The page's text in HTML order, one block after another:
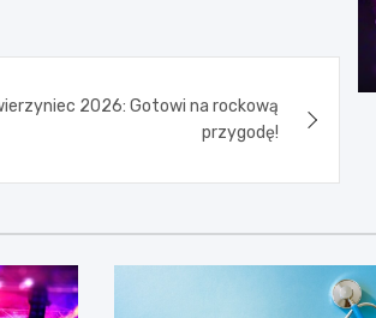
2026: Gotowi na rockową
przygodę!